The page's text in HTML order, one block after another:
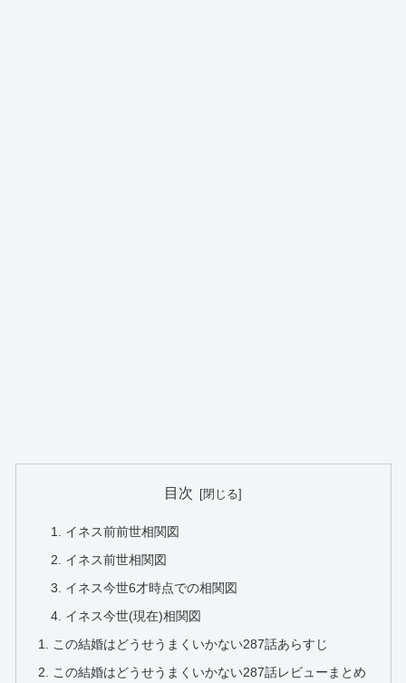
目次
イネス前前世相関図
イネス前世相関図
イネス今世6才時点での相関図
イネス今世(現在)相関図
この結婚はどうせうまくいかない287話あらすじ
この結婚はどうせうまくいかない287話レビューまとめ